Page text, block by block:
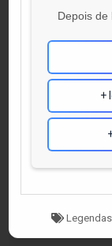
Depois de
+
Tagged